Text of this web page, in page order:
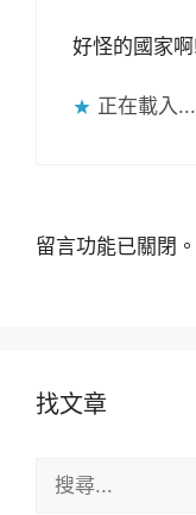
好怪的國家
正在載入...
留言功能已關閉。
找文章
尋: